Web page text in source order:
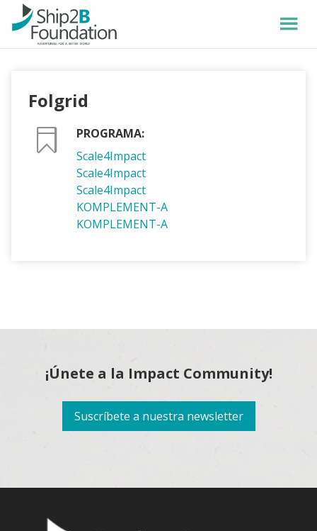
Folgrid
PROGRAMA:
Scale4Impact
Scale4Impact
Scale4Impact
KOMPLEMENT-A
KOMPLEMENT-A
¡Únete a la Impact Community!
Suscríbete a nuestra newsletter